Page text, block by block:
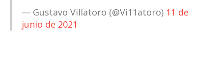
— Gustavo Villatoro (@Vi11atoro) 11 de
junio de 2021